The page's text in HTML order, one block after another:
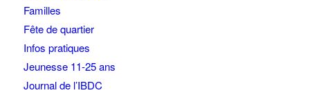
Familles
Fête de quartier
Infos pratiques
Jeunesse 11-25 ans
Journal de l’IBDC